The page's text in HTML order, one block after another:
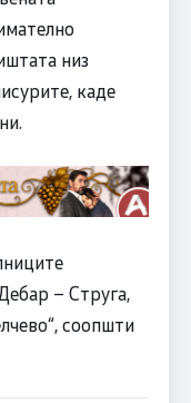
низ
каде
– Струга,
соопшти